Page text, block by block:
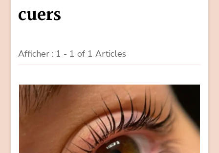
cuers
Afficher : 1 - 1 of 1 Articles